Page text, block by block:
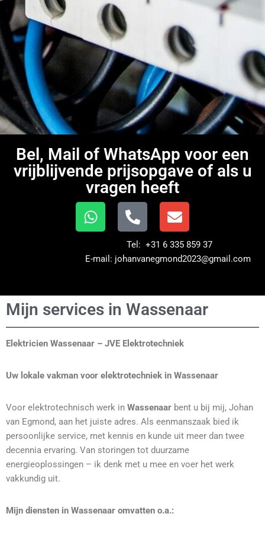
Bel, Mail of WhatsApp voor een
vrijblijvende prijsopgave of als u
vragen heeft
Tel: +31 6 335 859 37
E-mail: johanvanegmond2023@gmail.com
Mijn services in Wassenaar
Elektricien Wassenaar – JVE Elektrotechniek
Uw lokale vakman voor elektrotechniek in Wassenaar
Voor elektrotechnisch werk in Wassenaar bent u bij mij, Johan
van Egmond, aan het juiste adres. Als eenmanszaak bied ik
persoonlijke service, met kennis en kunde uit meer dan twee
decennia ervaring. Van storingen tot duurzame
energieoplossingen – ik denk met u mee en voer het werk
vakkundig uit.
Mijn diensten in Wassenaar omvatten o.a.: